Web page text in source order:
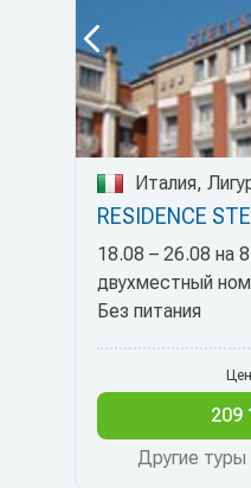
Италия,
RESIDENCE
18.08 – 26.08 на
двухместный
Без питания
Другие туры
209